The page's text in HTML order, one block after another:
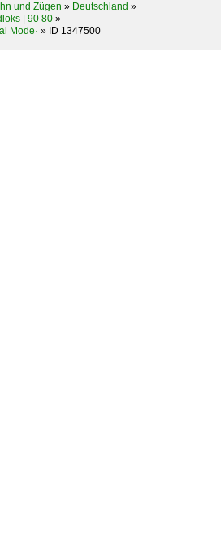
und Zügen » Deutschland »
| 90 80 »
Mode· » ID 1347500